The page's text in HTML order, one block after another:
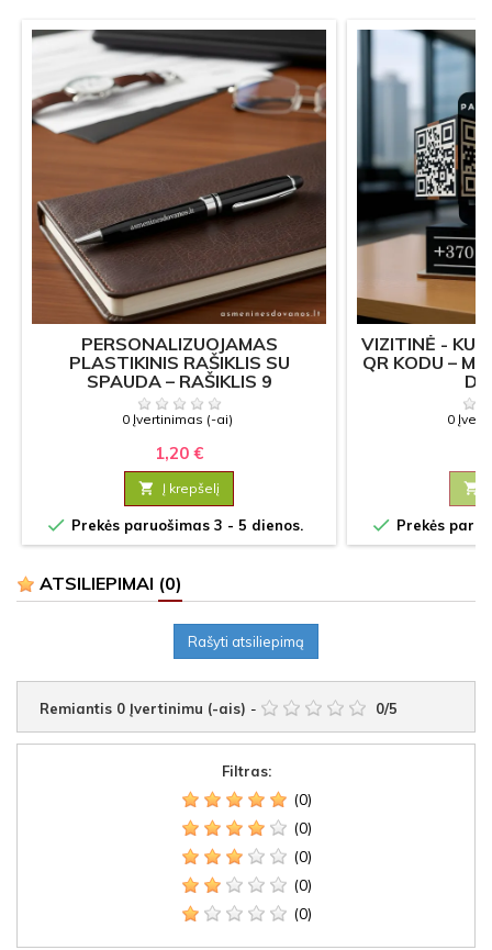
PERSONALIZUOJAMAS
PLASTIKINIS RAŠIKLIS SU
SPAUDA – RAŠIKLIS 9
0 Įvertinimas (-ai)
1,20 €
 Į krepšelį
 Prekės paruošimas 3 - 5 dienos.
VIZITINĖ -
QR KODU –
0

 Prekės
ATSILIEPIMAI (0)
Rašyti atsiliepimą
Remiantis 0 Įvertinimu (-ais) - 0/5
Filtras:
(0)
(0)
(0)
(0)
(0)